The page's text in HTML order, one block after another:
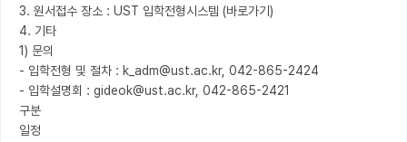
3. 원서접수 장소 : UST 입학전형시스템 (바로가기)
4. 기타
1) 문의
- 입학전형 및 절차 : k_adm@ust.ac.kr, 042-865-2424
- 입학설명회 : gideok@ust.ac.kr, 042-865-2421
구분
일정